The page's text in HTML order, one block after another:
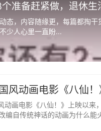
准备赶紧做，退休生
态，内容随缘更，每篇都掏
少人心里一直盼...
风动画电影《八仙
动画电影《八仙！》上映以来
编自传统神话的动画为什么能